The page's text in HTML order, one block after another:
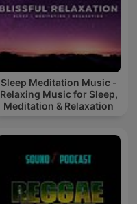
Sleep Meditation Music -
Relaxing Music for Sleep,
Meditation & Relaxation